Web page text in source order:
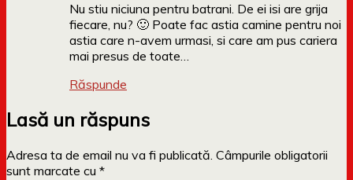
Nu stiu niciuna pentru batrani. De ei isi are grija
fiecare, nu? 🙂 Poate fac astia camine pentru noi
astia care n-avem urmasi, si care am pus cariera
mai presus de toate…
Răspunde
Lasă un răspuns
Adresa ta de email nu va fi publicată. Câmpurile obligatorii
sunt marcate cu *